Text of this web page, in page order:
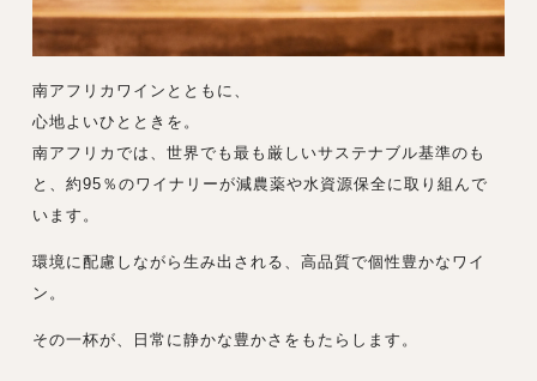
南アフリカワインとともに、
心地よいひとときを。
南アフリカでは、世界でも最も厳しいサステナブル基準のも
と、約95％のワイナリーが減農薬や水資源保全に取り組んで
います。
環境に配慮しながら生み出される、高品質で個性豊かなワイ
ン。
その一杯が、日常に静かな豊かさをもたらします。